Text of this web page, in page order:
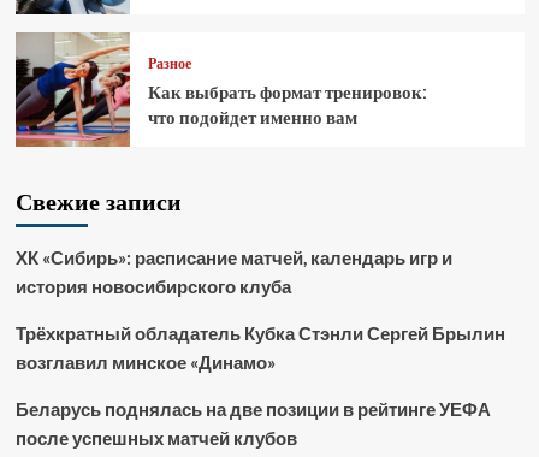
Разное
Как выбрать формат тренировок:
что подойдет именно вам
Свежие записи
ХК «Сибирь»: расписание матчей, календарь игр и
история новосибирского клуба
Трёхкратный обладатель Кубка Стэнли Сергей Брылин
возглавил минское «Динамо»
Беларусь поднялась на две позиции в рейтинге УЕФА
после успешных матчей клубов